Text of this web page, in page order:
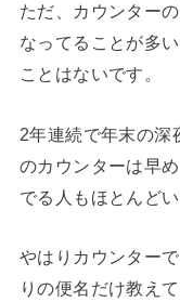
ただ、カウンター
なってることが多
ことはないです。
2年連続で年末の深
のカウンターは早
でる人もほとんど
やはりカウンター
りの便名だけ教え